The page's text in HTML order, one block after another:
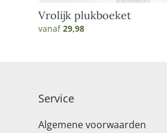
Vrolijk plukboeket
vanaf29,98
Service
Algemene voorwaarden